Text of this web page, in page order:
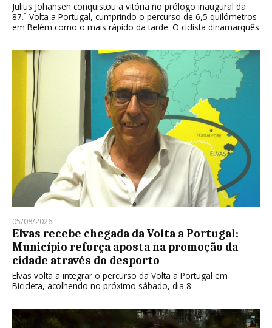
Julius Johansen conquistou a vitória no prólogo inaugural da
87.ª Volta a Portugal, cumprindo o percurso de 6,5 quilómetros
em Belém como o mais rápido da tarde. O ciclista dinamarquês
05/08/2026
Elvas recebe chegada da Volta a Portugal:
Município reforça aposta na promoção da
cidade através do desporto
Elvas volta a integrar o percurso da Volta a Portugal em
Bicicleta, acolhendo no próximo sábado, dia 8